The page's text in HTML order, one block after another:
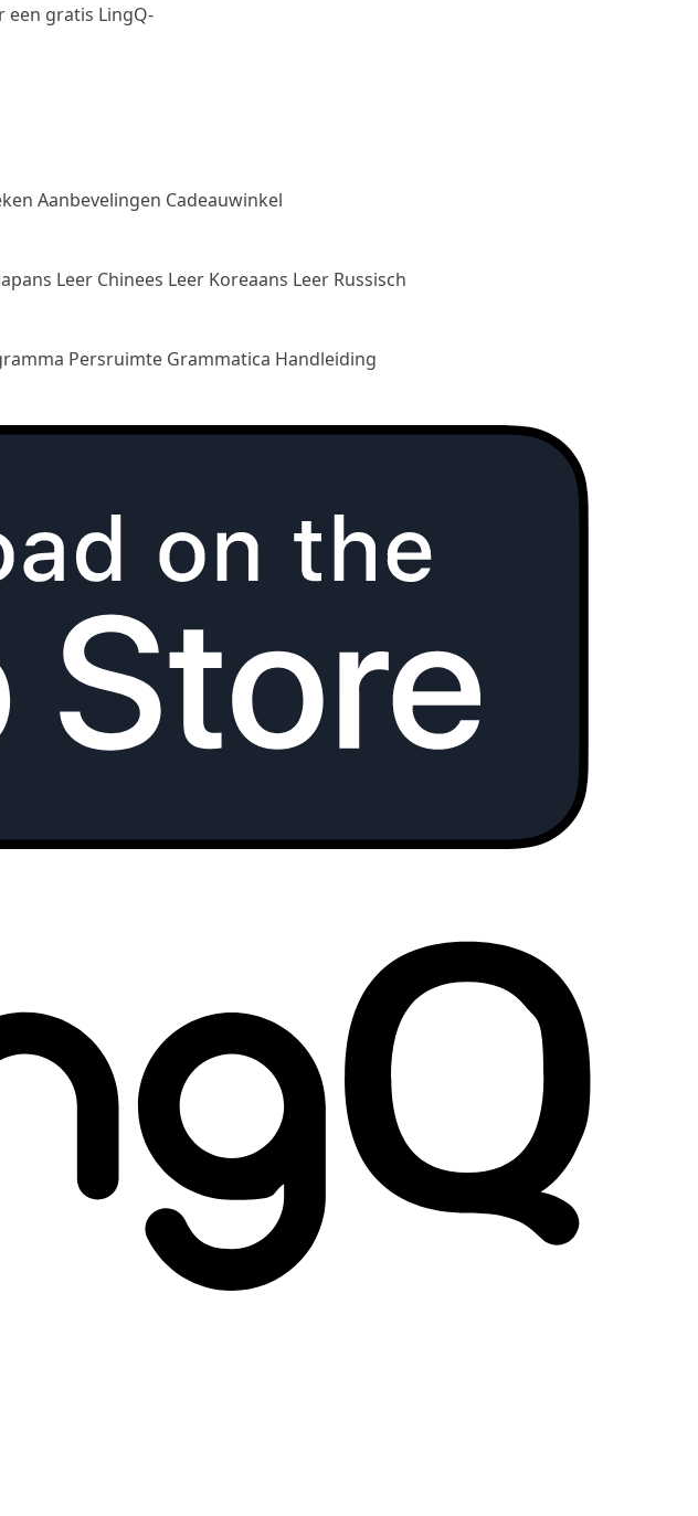
een gratis LingQ-
Aanbevelingen Cadeauwinkel
Leer Chinees Leer Koreaans Leer Russisch
Persruimte Grammatica Handleiding